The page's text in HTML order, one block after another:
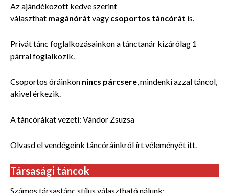
Az ajándékozott kedve szerint
választhat magánórát vagy csoportos táncórát is.
Privát tánc foglalkozásainkon a tánctanár kizárólag 1
párral foglalkozik.
Csoportos óráinkon nincs párcsere, mindenki azzal táncol,
akivel érkezik.
A táncórákat vezeti: Vándor Zsuzsa
Olvasd el vendégeink táncóráinkról írt véleményét itt.
Társasági táncok
Számos társastánc stílus választható nálunk: